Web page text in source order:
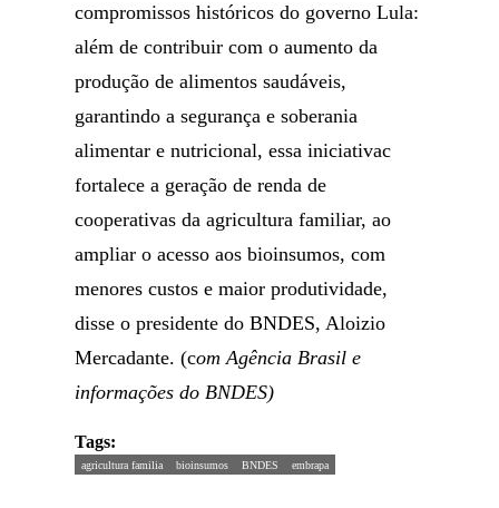
compromissos históricos do governo Lula:
além de contribuir com o aumento da
produção de alimentos saudáveis,
garantindo a segurança e soberania
alimentar e nutricional, essa iniciativac
fortalece a geração de renda de
cooperativas da agricultura familiar, ao
ampliar o acesso aos bioinsumos, com
menores custos e maior produtividade,
disse o presidente do BNDES, Aloizio
Mercadante. (com Agência Brasil e
informações do BNDES)
Tags:
agricultura familia bioinsumos BNDES embrapa